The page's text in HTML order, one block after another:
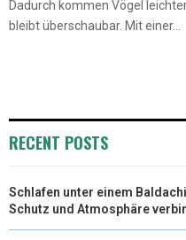
Dadurch kommen Vögel
bleibt überschaubar. Mit einer...
RECENT POSTS
Schlafen unter einem
Schutz und Atmosphäre